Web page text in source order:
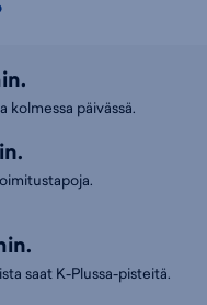
päivässä.
saat K-Plussa-pisteitä.